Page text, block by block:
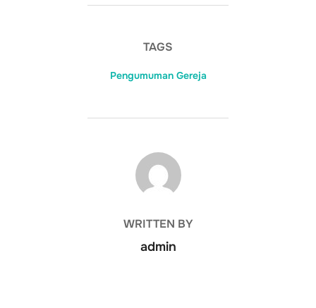
TAGS
Pengumuman Gereja
POST AUTHOR
WRITTEN BY
admin